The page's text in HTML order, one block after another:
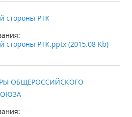
стороны РТК
стороны РТК.pptx (2015.08 Kb)
ОБЩЕРОССИЙСКОГО